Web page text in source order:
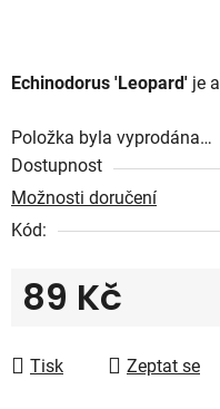
Echinodorus 'Leopard' je
Položka byla vyprodána…
Dostupnost
Možnosti doručení
Kód:
89 Kč
Tisk
Zeptat se